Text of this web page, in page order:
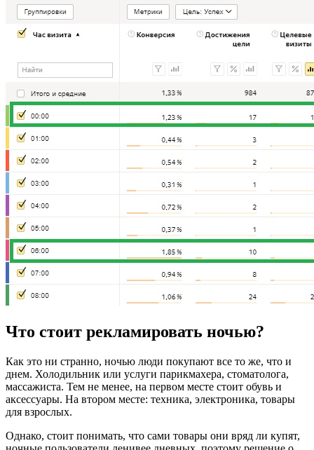
Что стоит рекламировать ночью?
Как это ни странно, ночью люди покупают все то же, что и
днем. Холодильник или услуги парикмахера, стоматолога,
массажиста. Тем не менее, на первом месте стоит обувь и
аксессуары. На втором месте: техника, электроника, товары
для взрослых.
Однако, стоит понимать, что сами товары они вряд ли купят,